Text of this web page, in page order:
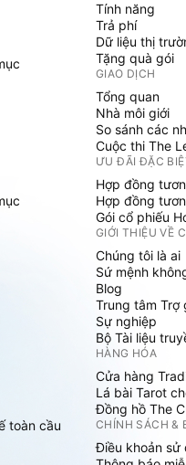
toàn cầu
Tính năng
Trả phí
Dữ liệu thị
Tặng quà gói
GIAO DỊCH
Tổng quan
Nhà môi giới
So sánh các
Cuộc thi The
ƯU ĐÃI ĐẶC
Hợp đồng
Hợp đồng
Gói cổ phiếu
GIỚI THIỆU VỀ
Chúng tôi là ai
Sứ mệnh
Blog
Trung tâm Trợ
Sự nghiệp
Bộ Tài liệu
HÀNG HÓA
Cửa hàng
Lá bài Tarot
Đồng hồ The
CHÍNH SÁCH &
Điều khoản sử